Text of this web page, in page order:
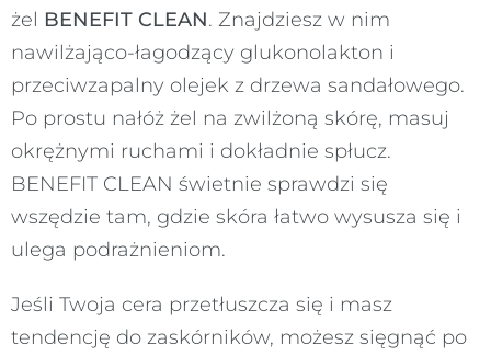
żel BENEFIT CLEAN. Znajdziesz w nim
nawilżająco-łagodzący glukonolakton i
przeciwzapalny olejek z drzewa sandałowego.
Po prostu nałóż żel na zwilżoną skórę, masuj
okrężnymi ruchami i dokładnie spłucz.
BENEFIT CLEAN świetnie sprawdzi się
wszędzie tam, gdzie skóra łatwo wysusza się i
ulega podrażnieniom.
Jeśli Twoja cera przetłuszcza się i masz
tendencję do zaskórników, możesz sięgnąć po